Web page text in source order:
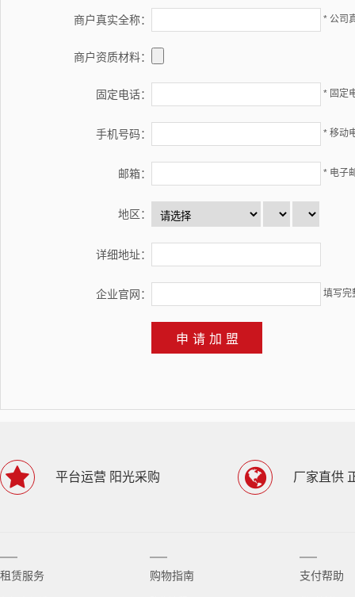
商户真实全称： * 公司
商户资质材料：
固定电话： * 固定
手机号码： * 移动
邮箱： * 电子
地区：
详细地址：
企业官网： 填写完
平台运营 阳光采购 厂家直供
租赁服务 购物指南 支付帮助